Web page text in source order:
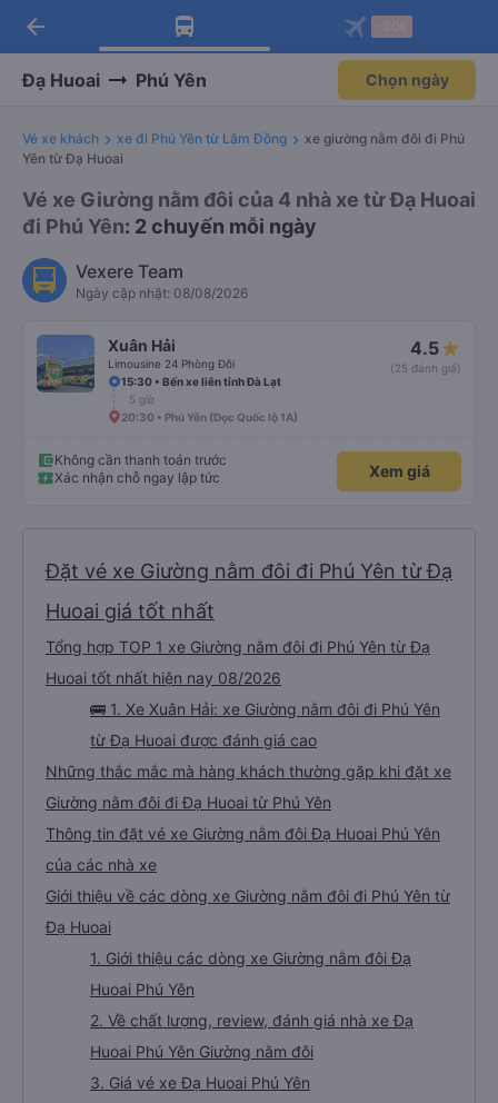
Tải app Vexere ngay!
Nhận ưu đãi thành viên độc
Mở app
Tải app Vexere
-30k/ghế khi đặt vé máy bay qua
Mở app
arrow_back
Đạ Huoai Phú Yên Chọn ngày
Vé xe khách xe đi Phú Yên từ Lâm Đồng
xe giường nằm đôi đi Phú
Yên từ Đạ Huoai
Vé xe Giường nằm đôi của 4 nhà xe từ Đạ Huoai
đi Phú Yên: 2 chuyến mỗi ngày
Vexere Team
Ngày cập nhật: 08/08/2026
Xuân Hải
Limousine 24 Phòng Đôi
4.5
(25 đánh giá)
15:30 • Bến xe liên tỉnh Đà Lạt
5 giờ
20:30 • Phú Yên (Dọc Quốc lộ 1A)
Không cần thanh toán trước
Xác nhận chỗ ngay lập tức
Xem giá
Đặt vé xe Giường nằm đôi đi Phú Yên từ Đạ
Huoai giá tốt nhất
Tổng hợp TOP 1 xe Giường nằm đôi đi Phú Yên từ Đạ
Huoai tốt nhất hiện nay 08/2026
🚌 1. Xe Xuân Hải: xe Giường nằm đôi đi Phú Yên
từ Đạ Huoai được đánh giá cao
Những thắc mắc mà hàng khách thường gặp khi đặt xe
Giường nằm đôi đi Đạ Huoai từ Phú Yên
Thông tin đặt vé xe Giường nằm đôi Đạ Huoai Phú Yên
của các nhà xe
Giới thiệu về các dòng xe Giường nằm đôi đi Phú Yên từ
Đạ Huoai
1. Giới thiệu các dòng xe Giường nằm đôi Đạ
Huoai Phú Yên
2. Về chất lượng, review, đánh giá nhà xe Đạ
Huoai Phú Yên Giường nằm đôi
3. Giá vé xe Đạ Huoai Phú Yên